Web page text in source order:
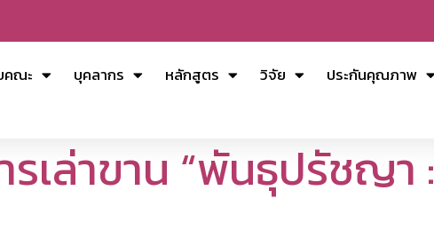
คณะ บุคลากร หลักสูตร วิจัย ประกันคุณภาพ
เล่าขาน “พันธุปรัชญา :